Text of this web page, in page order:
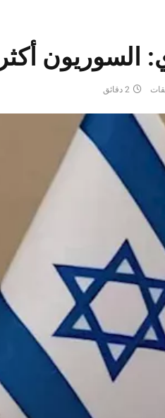
السوريون
2 دقائق